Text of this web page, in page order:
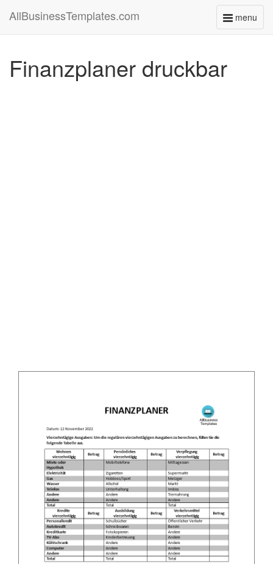
menu
Toggle
AllBusinessTemplates.com
Finanzplaner druckbar